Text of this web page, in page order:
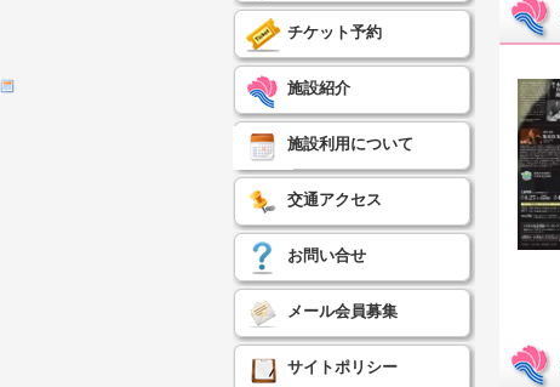
チケット予約
施設紹介
施設利用について
交通アクセス
お問い合せ
メール会員募集
サイトポリシー